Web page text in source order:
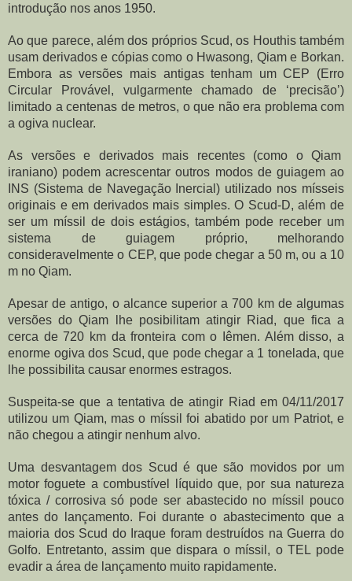
introdução nos anos 1950.
Ao que parece, além dos próprios Scud, os Houthis também
usam derivados e cópias como o Hwasong, Qiam e Borkan.
Embora as versões mais antigas tenham um CEP (Erro
Circular Provável, vulgarmente chamado de ‘precisão’)
limitado a centenas de metros, o que não era problema com
a ogiva nuclear.
As versões e derivados mais recentes (como o Qiam
iraniano) podem acrescentar outros modos de guiagem ao
INS (Sistema de Navegação Inercial) utilizado nos mísseis
originais e em derivados mais simples. O Scud-D, além de
ser um míssil de dois estágios, também pode receber um
sistema de guiagem próprio, melhorando
consideravelmente o CEP, que pode chegar a 50 m, ou a 10
m no Qiam.
Apesar de antigo, o alcance superior a 700 km de algumas
versões do Qiam lhe posibilitam atingir Riad, que fica a
cerca de 720 km da fronteira com o Iêmen. Além disso, a
enorme ogiva dos Scud, que pode chegar a 1 tonelada, que
lhe possibilita causar enormes estragos.
Suspeita-se que a tentativa de atingir Riad em 04/11/2017
utilizou um Qiam, mas o míssil foi abatido por um Patriot, e
não chegou a atingir nenhum alvo.
Uma desvantagem dos Scud é que são movidos por um
motor foguete a combustível líquido que, por sua natureza
tóxica / corrosiva só pode ser abastecido no míssil pouco
antes do lançamento. Foi durante o abastecimento que a
maioria dos Scud do Iraque foram destruídos na Guerra do
Golfo. Entretanto, assim que dispara o míssil, o TEL pode
evadir a área de lançamento muito rapidamente.